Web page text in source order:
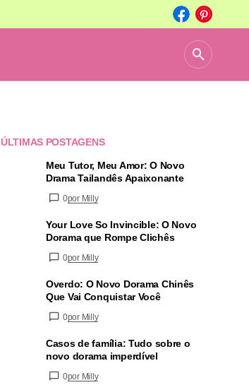
ÚLTIMAS POSTAGENS
Meu Tutor, Meu Amor: O Novo
Drama Tailandês Apaixonante
0por Milly
Your Love So Invincible: O Novo
Dorama que Rompe Clichês
0por Milly
Overdo: O Novo Dorama Chinês
Que Vai Conquistar Você
0por Milly
Casos de família: Tudo sobre o
novo dorama imperdível
0por Milly